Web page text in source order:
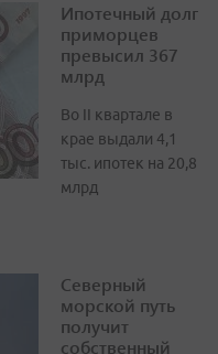
Ипотечный долг
приморцев
превысил 367
млрд
Во II квартале в
крае выдали 4,1
тыс. ипотек на 20,8
млрд
Северный
морской путь
получит
собственный